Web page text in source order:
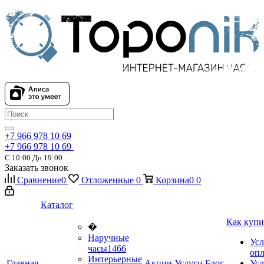
+7 966 978 10 69
+7 966 978 10 69
С 10:00 До 19:00
Заказать звонок
Сравнение0 Отложенные 0 Корзина0 0
Каталог
�
Наручные
часы1466
Интерьерные
Как